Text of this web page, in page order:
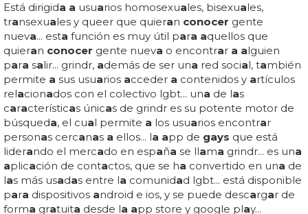
Está dirigida a usuarios homosexuales, bisexuales,
transexuales y queer que quieran conocer gente
nueva... esta función es muy útil para aquellos que
quieran conocer gente nueva o encontrar a alguien
para salir... grindr, además de ser una red social, también
permite a sus usuarios acceder a contenidos y artículos
relacionados con el colectivo lgbt... una de las
características únicas de grindr es su potente motor de
búsqueda, el cual permite a los usuarios encontrar
personas cercanas a ellos... la app de gays que está
liderando el mercado en españa se llama grindr... es una
aplicación de contactos, que se ha convertido en una de
las más usadas entre la comunidad lgbt... está disponible
para dispositivos android e ios, y se puede descargar de
forma gratuita desde la app store y google play...